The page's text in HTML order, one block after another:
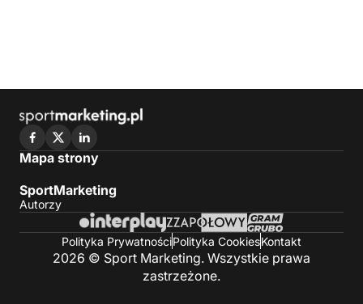
Mapa strony
SportMarketing
Autorzy
Polityka PrywatnościPolityka CookiesKontakt
2026 © Sport Marketing. Wszystkie prawa
zastrzeżone.